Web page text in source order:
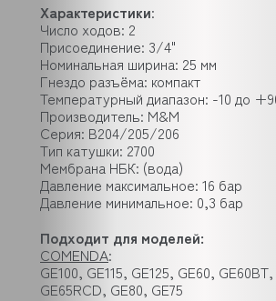
Характеристики:
Число ходов: 2
Присоединение: 3/4"
Номинальная ширина: 25 мм
Гнездо разъёма: компакт
Температурный диапазон: -10 до
Производитель: M&M
Серия: B204/205/206
Тип катушки: 2700
Мембрана НБК: (вода)
Давление максимальное: 16 бар
Давление минимальное: 0,3 бар
Подходит для моделей:
COMENDA:
GE100, GE115, GE125, GE60,
GE65RCD, GE80, GE75